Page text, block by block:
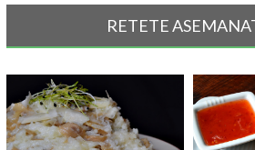
RETETE